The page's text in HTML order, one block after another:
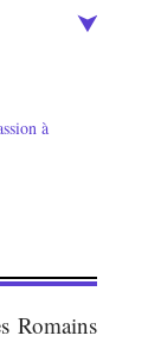
à
Romains